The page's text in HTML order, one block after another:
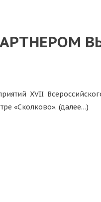
XVII
«Сколково». (далее…)